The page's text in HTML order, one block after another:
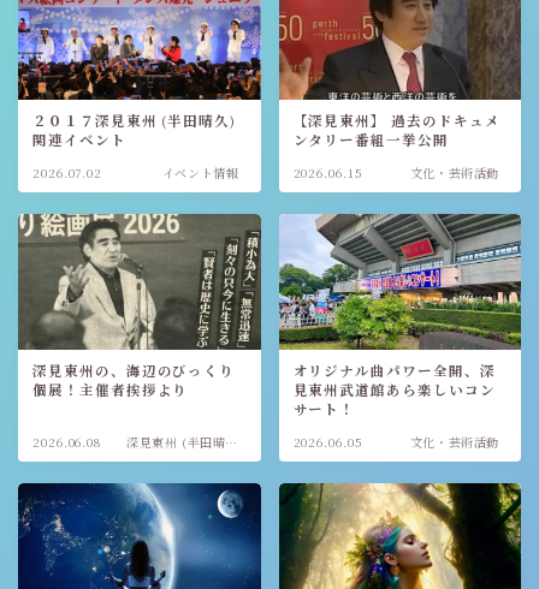
２０１７深見東州 (半田晴久)
関連イベント
2026.07.02 イベント情報
【深見東州】 過去のドキュメ
ンタリー番組一挙公開
2026.06.15 文化・芸術活動
深見東州の、海辺のびっくり
個展！主催者挨拶より
2026.06.08
深見東州 (半田晴
久)
オリジナル曲パワー全開、深
見東州武道館あら楽しいコン
サート！
2026.06.05 文化・芸術活動